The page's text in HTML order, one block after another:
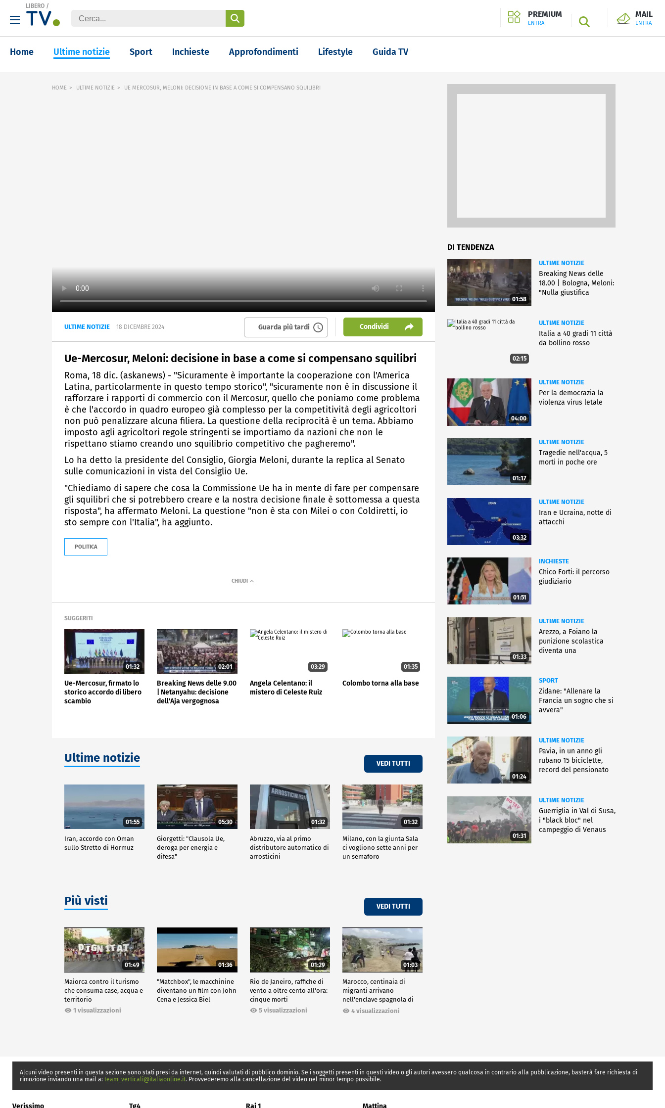
LIBERO /
PREMIUM
ENTRA SEARCH
MAIL
ENTRA
Home Ultime notizie Sport Inchieste Approfondimenti Lifestyle Guida TV
HOME ULTIME NOTIZIE UE MERCOSUR, MELONI: DECISIONE IN BASE A COME SI COMPENSANO SQUILIBRI
ULTIME NOTIZIE 18 DICEMBRE 2024 Guarda più tardi Condividi
Ue-Mercosur, Meloni: decisione in base a come si compensano squilibri
Roma, 18 dic. (askanews) - "Sicuramente è importante la cooperazione con l'America
Latina, particolarmente in questo tempo storico", "sicuramente non è in discussione il
rafforzare i rapporti di commercio con il Mercosur, quello che poniamo come problema
è che l'accordo in quadro europeo già complesso per la competitività degli agricoltori
non può penalizzare alcuna filiera. La questione della reciprocità è un tema. Abbiamo
imposto agli agricoltori regole stringenti se importiamo da nazioni che non le
rispettano stiamo creando uno squilibrio competitivo che pagheremo".
Lo ha detto la presidente del Consiglio, Giorgia Meloni, durante la replica al Senato
sulle comunicazioni in vista del Consiglio Ue.
"Chiediamo di sapere che cosa la Commissione Ue ha in mente di fare per compensare
gli squilibri che si potrebbero creare e la nostra decisione finale è sottomessa a questa
risposta", ha affermato Meloni. La questione "non è sta con Milei o con Coldiretti, io
sto sempre con l'Italia", ha aggiunto.
POLITICA
SUGGERITI
01:32
Ue-Mercosur, firmato lo
storico accordo di libero
scambio
02:01
Breaking News delle 9.00
| Netanyahu: decisione
dell'Aja vergognosa
03:29
Angela Celentano: il
mistero di Celeste Ruiz
01:35
Colombo torna alla base
Ultime notizie VEDI TUTTI
01:55
Iran, accordo con Oman
sullo Stretto di Hormuz
05:30
Giorgetti: "Clausola Ue,
deroga per energia e
difesa"
01:32
Abruzzo, via al primo
distributore automatico di
arrosticini
01:32
Milano, con la giunta Sala
ci vogliono sette anni per
un semaforo
Più visti VEDI TUTTI
01:49
Maiorca contro il turismo
che consuma case, acqua e
territorio
1 visualizzazioni
01:36
"Matchbox", le macchinine
diventano un film con John
Cena e Jessica Biel
01:29
Rio de Janeiro, raffiche di
vento a oltre cento all'ora:
cinque morti
5 visualizzazioni
01:03
Marocco, centinaia di
migranti arrivano
nell'enclave spagnola di
Ceuta4 visualizzazioni
DI TENDENZA
01:58
ULTIME NOTIZIE
Breaking News delle
18.00 | Bologna, Meloni:
"Nulla giustifica
02:15
ULTIME NOTIZIE
Italia a 40 gradi 11 città
da bollino rosso
04:00
ULTIME NOTIZIE
Per la democrazia la
violenza virus letale
01:17
ULTIME NOTIZIE
Tragedie nell'acqua, 5
morti in poche ore
03:32
ULTIME NOTIZIE
Iran e Ucraina, notte di
attacchi
01:51
INCHIESTE
Chico Forti: il percorso
giudiziario
01:33
ULTIME NOTIZIE
Arezzo, a Foiano la
punizione scolastica
diventa una
01:06
SPORT
Zidane: "Allenare la
Francia un sogno che si
avvera"
01:24
ULTIME NOTIZIE
Pavia, in un anno gli
rubano 15 biciclette,
record del pensionato
01:31
ULTIME NOTIZIE
Guerriglia in Val di Susa,
i "black bloc" nel
campeggio di Venaus
Alcuni video presenti in questa sezione sono stati presi da internet, quindi valutati di pubblico dominio. Se i soggetti presenti in questi video o gli autori avessero qualcosa in contrario alla pubblicazione, basterà fare richiesta di
rimozione inviando una mail a: team_verticali@italiaonline.it. Provvederemo alla cancellazione del video nel minor tempo possibile.
Verissimo Tg4 Rai 1 Mattina